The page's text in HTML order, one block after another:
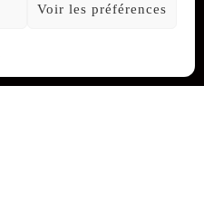
Voir les préférences